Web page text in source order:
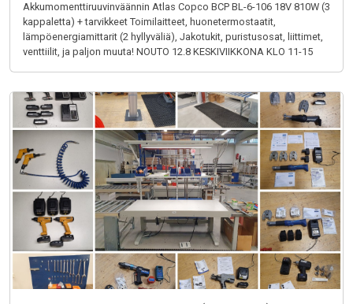
Akkumomenttiruuvinväännin Atlas Copco BCP BL-6-106 18V 810W (3
kappaletta) + tarvikkeet Toimilaitteet, huonetermostaatit,
lämpöenergiamittarit (2 hyllyväliä), Jakotukit, puristusosat, liittimet,
venttiilit, ja paljon muuta! NOUTO 12.8 KESKIVIIKKONA KLO 11-15